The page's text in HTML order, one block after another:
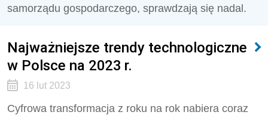
samorządu gospodarczego, sprawdzają się nadal.
Najważniejsze trendy technologiczne
w Polsce na 2023 r.
16 lut 2023
Cyfrowa transformacja z roku na rok nabiera coraz